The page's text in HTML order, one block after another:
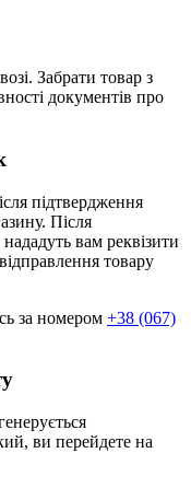
Забрати товар з
документів про
підтвердження
Після
вам реквізити
товару
за номером +38 (067)
ви перейдете на